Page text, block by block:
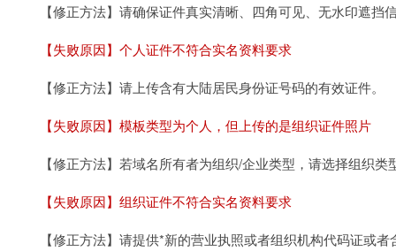
【修正方法】请确保证件真实清晰、四角可见、无水印遮挡
【失败原因】个人证件不符合实名资料要求
【修正方法】请上传含有大陆居民身份证号码的有效证件。
【失败原因】模板类型为个人，但上传的是组织证件照片
【修正方法】若域名所有者为组织/企业类型，请选择组织
【失败原因】组织证件不符合实名资料要求
【修正方法】请提供*新的营业执照或者组织机构代码证或